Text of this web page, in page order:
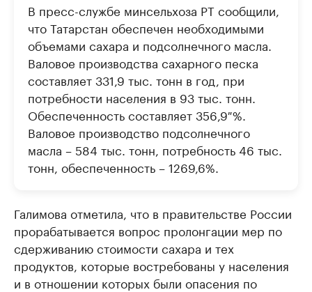
В пресс-службе минсельхоза РТ сообщили,
что Татарстан обеспечен необходимыми
объемами сахара и подсолнечного масла.
Валовое производства сахарного песка
составляет 331,9 тыс. тонн в год, при
потребности населения в 93 тыс. тонн.
Обеспеченность составляет 356,9 %.
Валовое производство подсолнечного
масла – 584 тыс. тонн, потребность 46 тыс.
тонн, обеспеченность – 1269,6%.
Галимова отметила, что в правительстве России
прорабатывается вопрос пролонгации мер по
сдерживанию стоимости сахара и тех
продуктов, которые востребованы у населения
и в отношении которых были опасения по